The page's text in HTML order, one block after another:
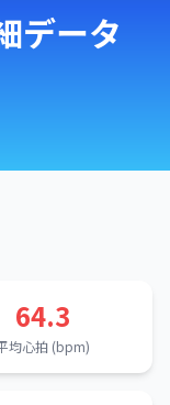
データ
64.3
均心拍 (bpm)